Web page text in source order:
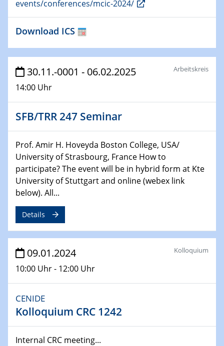
ZBT Wasserstofftage
Das Technikforum für Wirtschaft und Wissenschaft
07.02.2024
Online-Veranstaltung „Verbundprojekte in
Horizont Europa: Ein Überblick“
13.02.2024
Electrocatalysis as a Major Enabling
Technology for Decarbonization
ZBT
14.02.2024
"Lhyfe - Produzent und Lieferant von
grünem und erneuerbarem Wasserstoff.
Praxisfall, Projekt Duisburg
14.02.2024 - 16.02.2024
Jahrestreffen
Online-Kick-Off
06.03.2024
Dynamics of sessile drops in channel flow
events/conferences/mcic-2024/
Download ICS
30.11.-0001 - 06.02.2025
14:00 Uhr
Arbeitskreis
SFB/TRR 247 Seminar
Prof. Amir H. Hoveyda Boston College, USA/
University of Strasbourg, France How to
participate? The event will be in hybrid form at Kte
University of Stuttgart and online (webex link
below). All...
Details
09.01.2024
10:00 Uhr - 12:00 Uhr
Kolloquium
CENIDE
Kolloquium CRC 1242
Internal CRC meeting...